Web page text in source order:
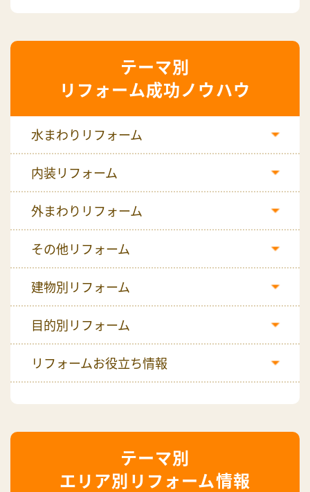
リフォーム成功ノウハウ
水まわりリフォーム
内装リフォーム
外まわりリフォーム
その他リフォーム
建物別リフォーム
目的別リフォーム
リフォームお役立ち情報
エリア別リフォーム情報